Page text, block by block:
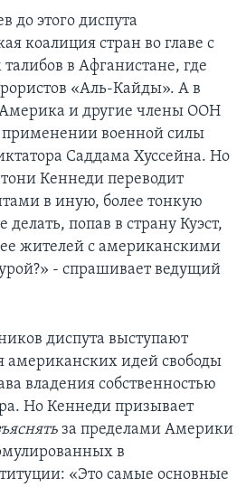
до этого диспута
коалиция стран во главе с
в Афганистане, где
«Аль-Кайды». А в
и другие члены ООН
применении военной силы
Саддама Хуссейна. Но
Кеннеди переводит
в иную, более тонкую
делать, попав в страну Куэст,
жителей с американскими
- спрашивает ведущий
диспута выступают
американских идей свободы
владения собственностью
Но Кеннеди призывает
за пределами Америки
в
«Это самые основные